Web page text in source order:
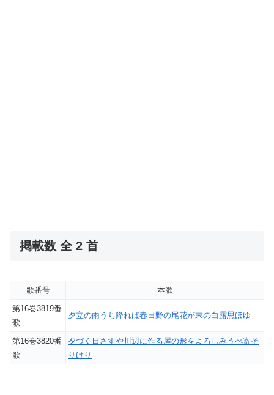
掲載数 全 2 首
歌番号
本歌
第16巻3819番
歌
夕立の雨うち降れば春日野の尾花が末の白露思ほゆ
第16巻3820番
歌
夕づく日さすや川辺に作る屋の形をよろしみうべ寄そ
りけり